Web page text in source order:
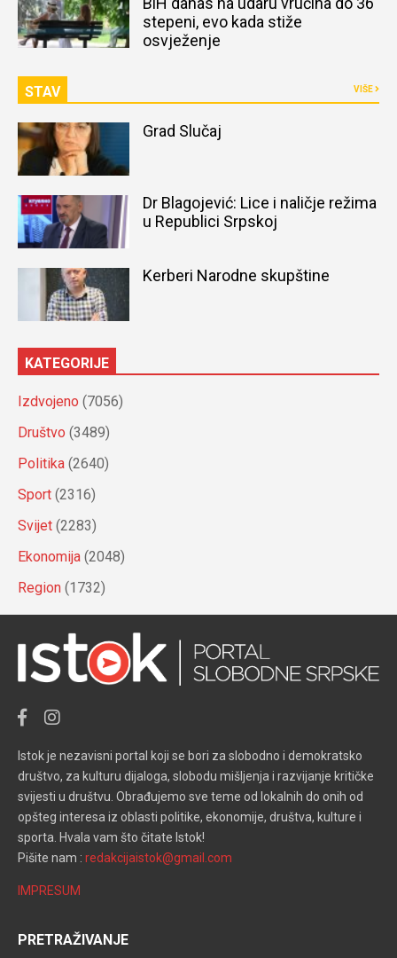
stepeni, evo kada stiže
osvježenje
STAV VIŠE
Grad Slučaj
Dr Blagojević: Lice i naličje režima
u Republici Srpskoj
Kerberi Narodne skupštine
KATEGORIJE
Izdvojeno (7056)
Društvo (3489)
Politika (2640)
Sport (2316)
Svijet (2283)
Ekonomija (2048)
Region (1732)
Istok je nezavisni portal koji se bori za slobodno i demokratsko
društvo, za kulturu dijaloga, slobodu mišljenja i razvijanje kritičke
svijesti u društvu. Obrađujemo sve teme od lokalnih do onih od
opšteg interesa iz oblasti politike, ekonomije, društva, kulture i
sporta. Hvala vam što čitate Istok!
Pišite nam : redakcijaistok@gmail.com
IMPRESUM
PRETRAŽIVANJE